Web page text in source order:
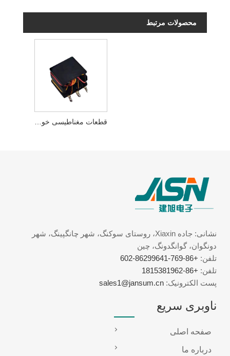
محصولات مرتبط
نشانی: جاده Xiaxin، روستای سوکنگ، شهر چانگپینگ، شهر
دونگوان، گوانگدونگ، چین
تلفن: +86-769-86299641-602
تلفن: +86-1815381962
پست الکترونیک:sales1@jansum.cn
ناوبری سریع
صفحه اصلی
درباره ما